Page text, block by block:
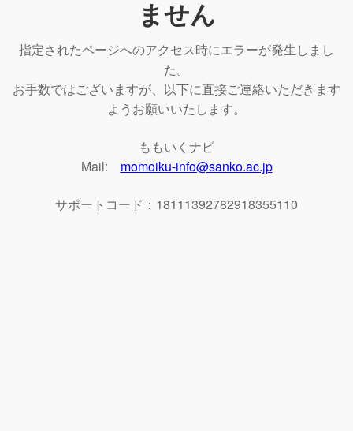
ません
指定されたページへのアクセス時にエラーが発生しまし
た。
お手数ではございますが、以下に直接ご連絡いただきます
ようお願いいたします。
ももいくナビ
Mail: momoiku-info@sanko.ac.jp
サポートコード：18111392782918355110